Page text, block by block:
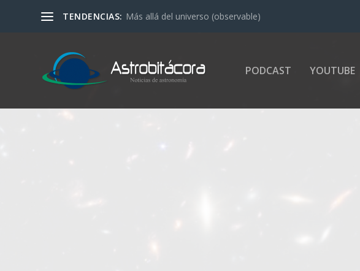
TENDENCIAS: Más allá del universo (observable)
PODCAST YOUTUBE